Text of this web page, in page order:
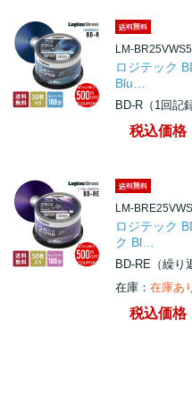
LM-
ロジテック
Blu…
BD-R（1回記
税込価格
LM-
ロジテック
ク Bl…
BD-RE（繰り
在庫： 在庫あ
税込価格